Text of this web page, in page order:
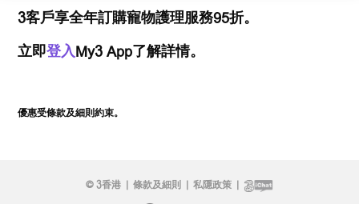
3客戶享全年訂購寵物護理服務95折。
立即登入My3 App了解詳情。
優惠受條款及細則約束。
© 3香港 條款及細則 私隱政策